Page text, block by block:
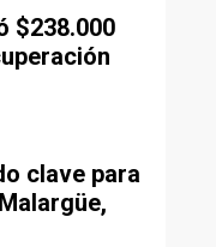
$238.000
clave para